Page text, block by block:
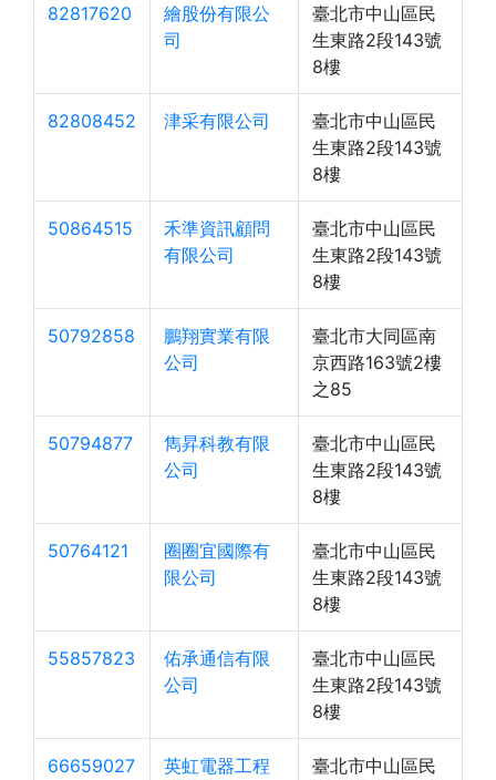
82817620
繪股份有限公
司
臺北市中山區民
生東路2段143號
8樓
82808452 津采有限公司
臺北市中山區民
生東路2段143號
8樓
50864515
禾準資訊顧問
有限公司
臺北市中山區民
生東路2段143號
8樓
50792858
鵬翔實業有限
公司
臺北市大同區南
京西路163號2樓
之85
50794877
雋昇科教有限
公司
臺北市中山區民
生東路2段143號
8樓
50764121
圈圈宜國際有
限公司
臺北市中山區民
生東路2段143號
8樓
55857823
佑承通信有限
公司
臺北市中山區民
生東路2段143號
8樓
66659027
英虹電器工程
臺北市中山區民